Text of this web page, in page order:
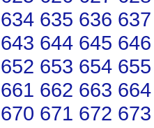
634 635 636 637
643 644 645 646
652 653 654 655
661 662 663 664
670 671 672 673